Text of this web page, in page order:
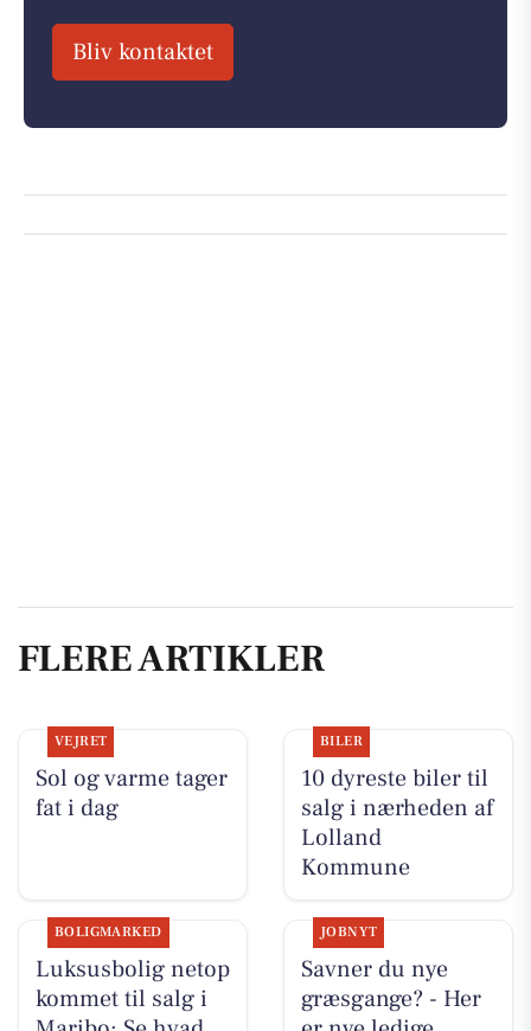
Bliv kontaktet
FLERE ARTIKLER
VEJRET
Sol og varme tager
fat i dag
BILER
10 dyreste biler til
salg i nærheden af
Lolland
Kommune
BOLIGMARKED
Luksusbolig netop
kommet til salg i
JOBNYT
Savner du nye
græsgange? - Her